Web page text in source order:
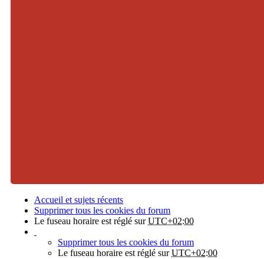
Accueil et sujets récents
Supprimer tous les cookies du forum
Le fuseau horaire est réglé surUTC+02:00
Supprimer tous les cookies du forum
Le fuseau horaire est réglé surUTC+02:00